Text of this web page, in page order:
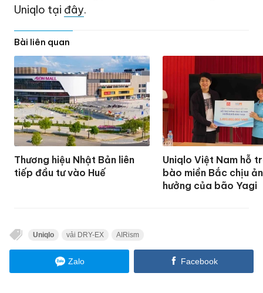
Uniqlo tại đây.
Bài liên quan
Thương hiệu Nhật Bản liên
tiếp đầu tư vào Huế
Uniqlo Việt Nam hỗ
bào miền Bắc chịu
hưởng của bão Yagi
Uniqlo vải DRY-EX AIRism
Zalo Facebook